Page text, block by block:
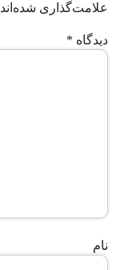
علامت‌گذاری شده‌اند
دیدگاه *
نام